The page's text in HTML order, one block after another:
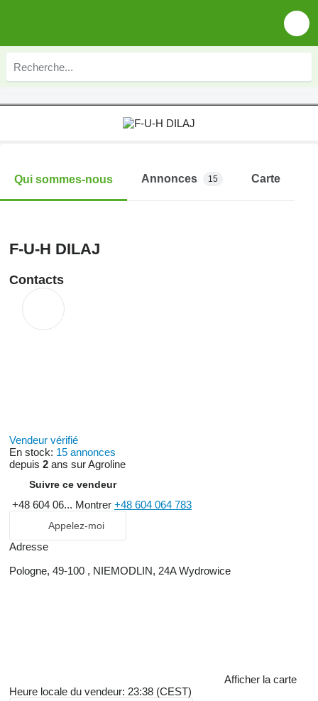
Qui sommes-nous Annonces 15 Carte
F-U-H DILAJ
Contacts
Vendeur vérifié
En stock: 15 annonces
depuis 2 ans sur Agroline
Suivre ce vendeur
+48 604 06... Montrer +48 604 064 783
Appelez-moi
Adresse
Pologne, 49-100 , NIEMODLIN, 24A Wydrowice
Afficher la carte
Heure locale du vendeur: 23:38 (CEST)